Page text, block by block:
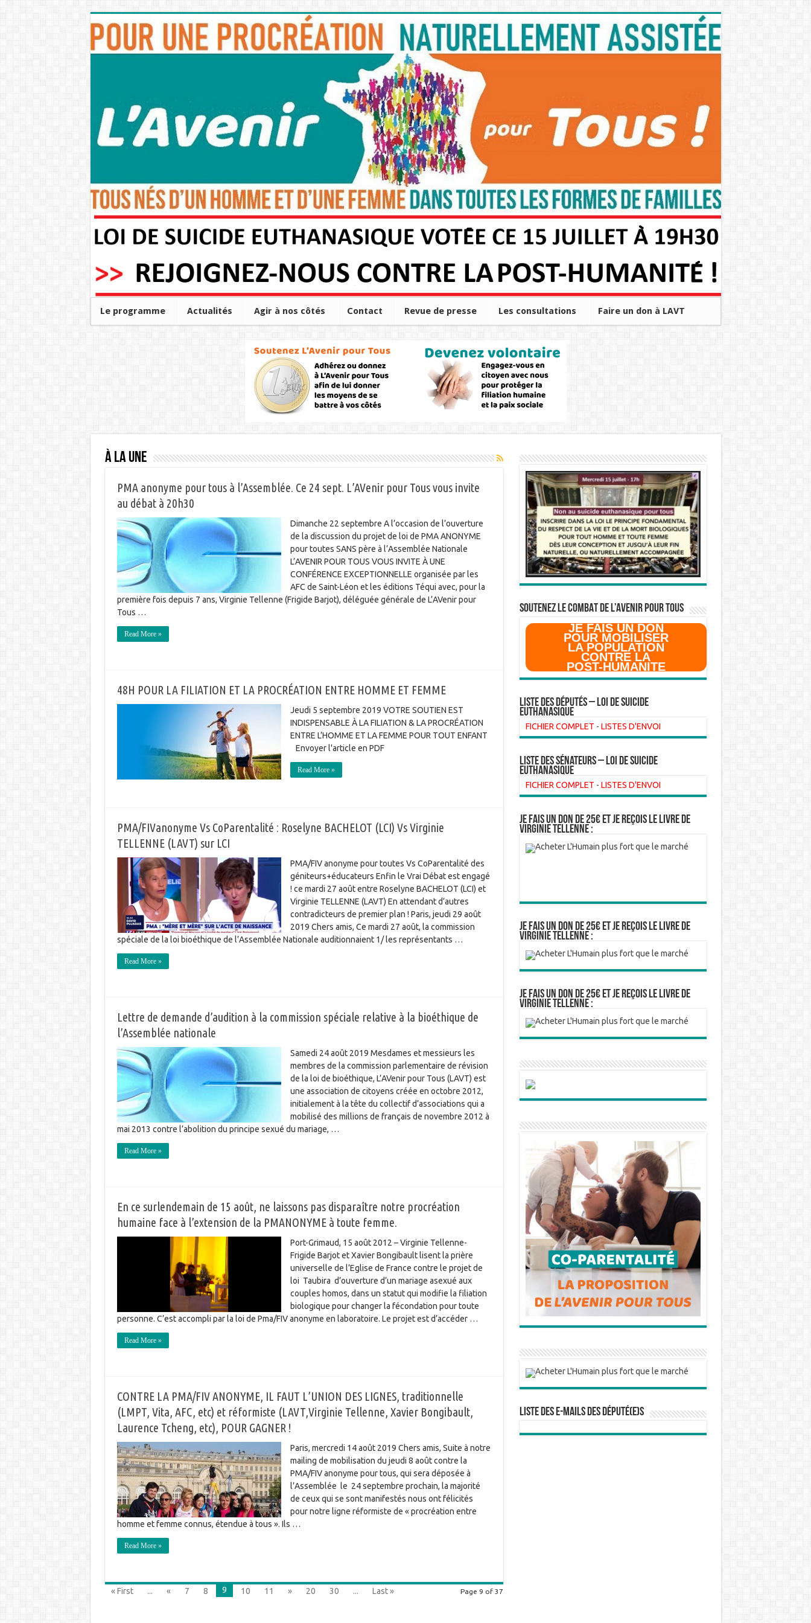
Le programme Actualités Agir à nos côtés Contact Revue de presse Les consultations Faire un don à LAVT
À la une
PMA anonyme pour tous à l’Assemblée. Ce 24 sept. L’AVenir pour Tous vous invite
au débat à 20h30
Dimanche 22 septembre A l’occasion de l’ouverture
de la discussion du projet de loi de PMA ANONYME
pour toutes SANS père à l’Assemblée Nationale
L’AVENIR POUR TOUS VOUS INVITE À UNE
CONFÉRENCE EXCEPTIONNELLE organisée par les
AFC de Saint-Léon et les éditions Téqui avec, pour la
première fois depuis 7 ans, Virginie Tellenne (Frigide Barjot), déléguée générale de L’AVenir pour
Tous …
Read More »
48H POUR LA FILIATION ET LA PROCRÉATION ENTRE HOMME ET FEMME
Jeudi 5 septembre 2019 VOTRE SOUTIEN EST
INDISPENSABLE À LA FILIATION & LA PROCRÉATION
ENTRE L’HOMME ET LA FEMME POUR TOUT ENFANT
Envoyer l'article en PDF
Read More »
PMA/FIVanonyme Vs CoParentalité : Roselyne BACHELOT (LCI) Vs Virginie
TELLENNE (LAVT) sur LCI
PMA/FIV anonyme pour toutes Vs CoParentalité des
géniteurs+éducateurs Enfin le Vrai Débat est engagé
! ce mardi 27 août entre Roselyne BACHELOT (LCI) et
Virginie TELLENNE (LAVT) En attendant d’autres
contradicteurs de premier plan ! Paris, jeudi 29 août
2019 Chers amis, Ce mardi 27 août, la commission
spéciale de la loi bioéthique de l’Assemblée Nationale auditionnaient 1/ les représentants …
Read More »
Lettre de demande d’audition à la commission spéciale relative à la bioéthique de
l’Assemblée nationale
Samedi 24 août 2019 Mesdames et messieurs les
membres de la commission parlementaire de révision
de la loi de bioéthique, L’AVenir pour Tous (LAVT) est
une association de citoyens créée en octobre 2012,
initialement à la tête du collectif d’associations qui a
mobilisé des millions de français de novembre 2012 à
mai 2013 contre l’abolition du principe sexué du mariage, …
Read More »
En ce surlendemain de 15 août, ne laissons pas disparaître notre procréation
humaine face à l’extension de la PMANONYME à toute femme.
Port-Grimaud, 15 août 2012 – Virginie Tellenne-
Frigide Barjot et Xavier Bongibault lisent la prière
universelle de l’Eglise de France contre le projet de
loi Taubira d’ouverture d’un mariage asexué aux
couples homos, dans un statut qui modifie la filiation
biologique pour changer la fécondation pour toute
personne. C’est accompli par la loi de Pma/FIV anonyme en laboratoire. Le projet est d’accéder …
Read More »
CONTRE LA PMA/FIV ANONYME, IL FAUT L’UNION DES LIGNES, traditionnelle
(LMPT, Vita, AFC, etc) et réformiste (LAVT,Virginie Tellenne, Xavier Bongibault,
Laurence Tcheng, etc), POUR GAGNER !
Paris, mercredi 14 août 2019 Chers amis, Suite à notre
mailing de mobilisation du jeudi 8 août contre la
PMA/FIV anonyme pour tous, qui sera déposée à
l’Assemblée le 24 septembre prochain, la majorité
de ceux qui se sont manifestés nous ont félicités
pour notre ligne réformiste de « procréation entre
homme et femme connus, étendue à tous ». Ils …
Read More »
Page 9 of 37
« First ... « 7 8 9 10 11 » 20 30 ... Last »
SOUTENEZ LE COMBAT DE L’AVenir pour Tous
JE FAIS UN DON
POUR MOBILISER
LA POPULATION
CONTRE LA
POST-HUMANITE
Liste des Députés – Loi de suicide
euthanasique
FICHIER COMPLET - LISTES D'ENVOI
liste des sénateurs – loi de suicide
euthanasique
FICHIER COMPLET - LISTES D'ENVOI
Je fais un don de 25€ et je reçois le livre de
Virginie Tellenne :
Je fais un don de 25€ et je reçois le livre de
Virginie Tellenne :
Je fais un don de 25€ et je reçois le livre de
Virginie Tellenne :
Liste des e-mails des député(e)s